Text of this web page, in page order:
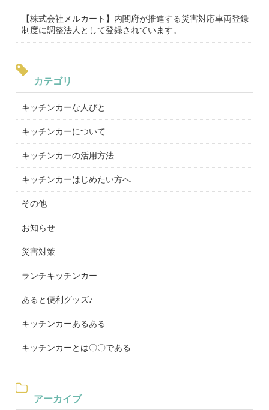
【株式会社メルカート】内閣府が推進する災害対応車両登録
制度に調整法人として登録されています。
カテゴリ
キッチンカーな人びと
キッチンカーについて
キッチンカーの活用方法
キッチンカーはじめたい方へ
その他
お知らせ
災害対策
ランチキッチンカー
あると便利グッズ♪
キッチンカーあるある
キッチンカーとは〇〇である
アーカイブ